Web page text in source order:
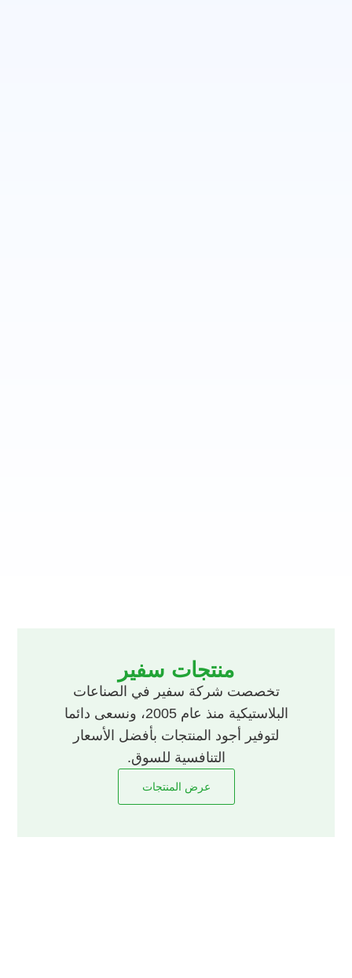
منتجات سفير
تخصصت شركة سفير في الصناعات
البلاستيكية منذ عام 2005، ونسعى دائما
لتوفير أجود المنتجات بأفضل الأسعار
التنافسية للسوق.
عرض المنتجات